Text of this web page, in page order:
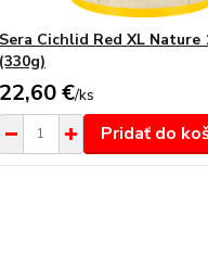
Sera Cichlid Red XL Nature
(330g)
22,60 €/ks
Pridať do